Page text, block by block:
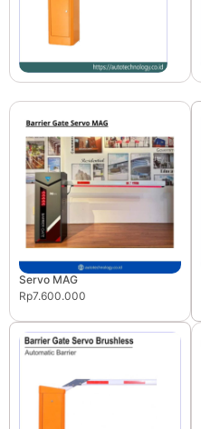
Servo MAG
Rp7.600.000